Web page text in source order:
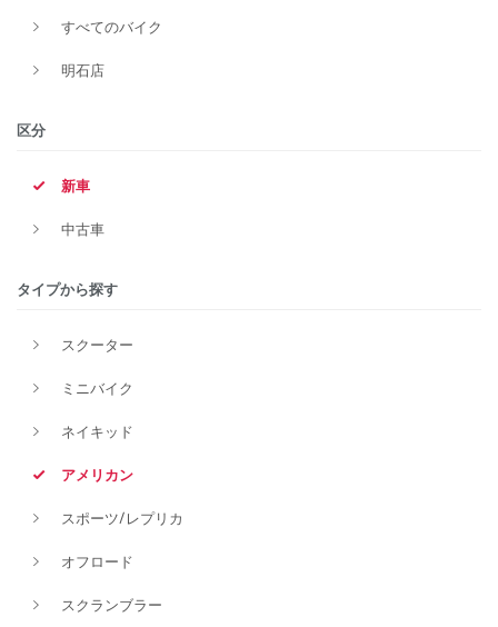
すべてのバイク
明石店
区分
新車
中古車
タイプから探す
スクーター
ミニバイク
ネイキッド
アメリカン
スポーツ/レプリカ
オフロード
スクランブラー
新車
タイプ
価格